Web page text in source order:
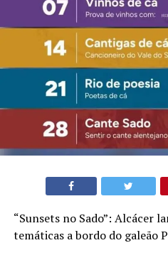
“Sunsets no Sado”: Alcácer
temáticas a bordo do galeão